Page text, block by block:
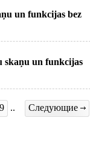
un funkcijas bez
skaņu un funkcijas
9 .. Следующие